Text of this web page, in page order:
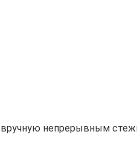
вручную непрерывным